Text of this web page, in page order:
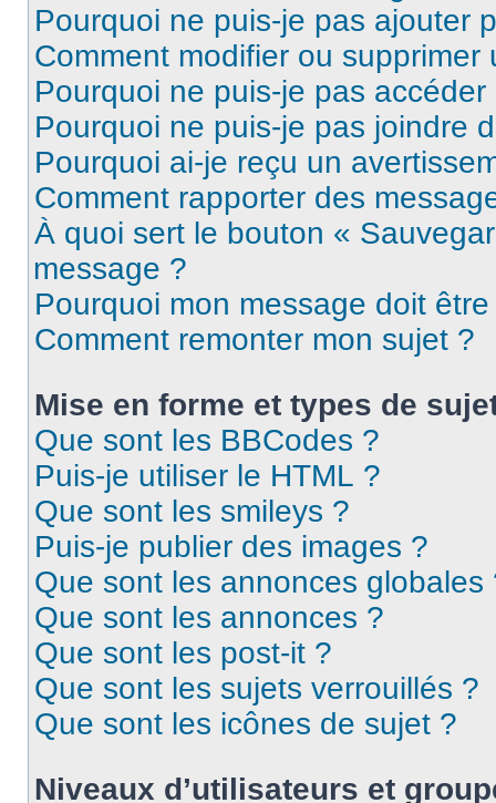
Pourquoi ne puis-je pas ajouter
Comment modifier ou supprimer
Pourquoi ne puis-je pas
Pourquoi ne puis-je pas joindre
Pourquoi ai-je reçu un
Comment rapporter des
À quoi sert le bouton «
message ?
Pourquoi mon message doit
Comment remonter mon sujet ?
Mise en forme et types de
Que sont les BBCodes ?
Puis-je utiliser le HTML ?
Que sont les smileys ?
Puis-je publier des images ?
Que sont les annonces globales
Que sont les annonces ?
Que sont les post-it ?
Que sont les sujets verrouillés ?
Que sont les icônes de sujet ?
Niveaux d’utilisateurs et